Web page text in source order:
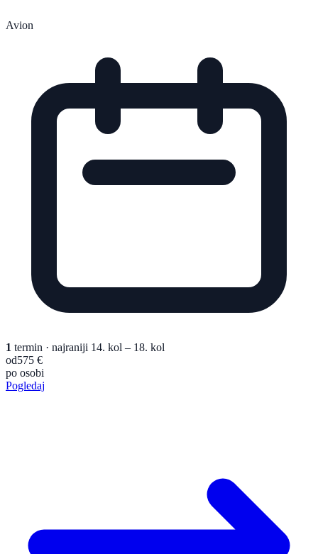
Avion
1 termin · najraniji 14. kol – 18. kol
od575 €
po osobi
Pogledaj